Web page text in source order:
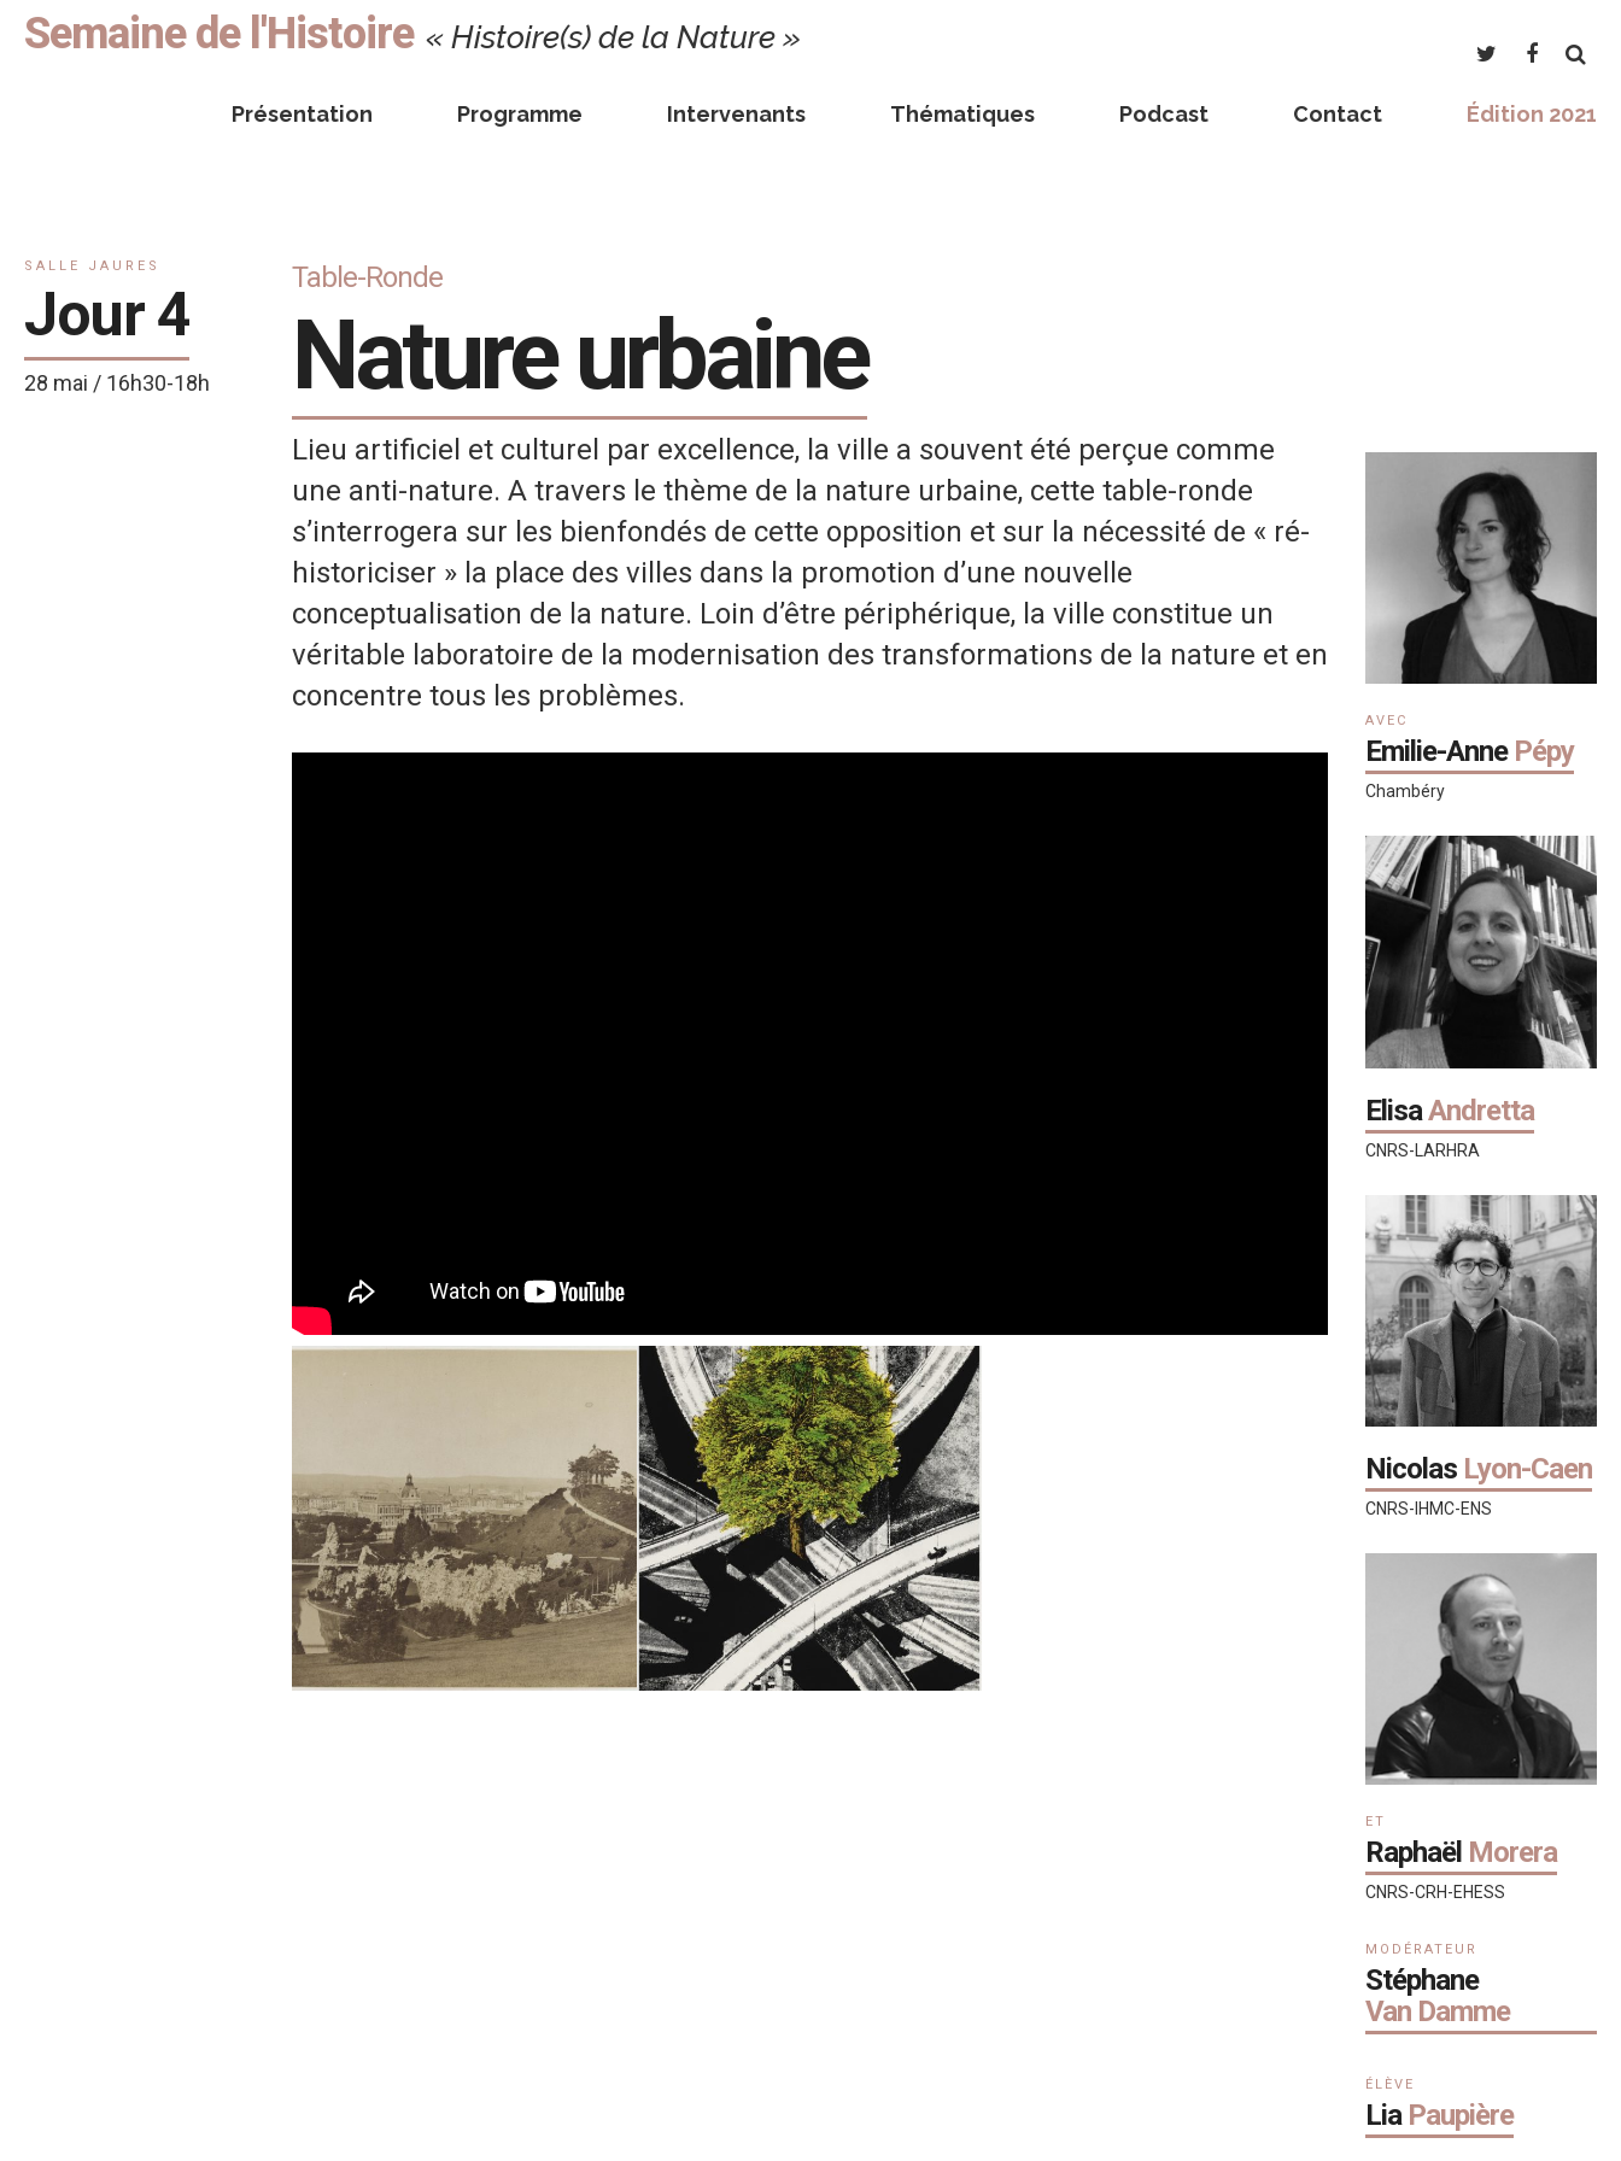
Semaine de l'Histoire « Histoire(s) de la Nature »
Présentation Programme Intervenants Thématiques Podcast Contact Édition 2021
SALLE JAURES
Jour 4
28 mai / 16h30-18h
Table-Ronde
Nature urbaine
Lieu artificiel et culturel par excellence, la ville a souvent été perçue comme
une anti-nature. A travers le thème de la nature urbaine, cette table-ronde
s’interrogera sur les bienfondés de cette opposition et sur la nécessité de « ré-
historiciser » la place des villes dans la promotion d’une nouvelle
conceptualisation de la nature. Loin d’être périphérique, la ville constitue un
véritable laboratoire de la modernisation des transformations de la nature et en
concentre tous les problèmes.
Buttes Chaumont.
« Und neues Leben blüht
aus den Ruinen »
AVEC
Emilie-Anne Pépy
Chambéry
ElisaAndretta
CNRS-LARHRA
Nicolas Lyon-Caen
CNRS-IHMC-ENS
ET
Raphaël Morera
CNRS-CRH-EHESS
MODÉRATEUR
Stéphane
Van Damme
ÉLÈVE
Lia Paupière